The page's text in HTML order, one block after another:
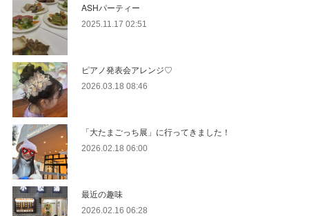
ASHパーティー
2025.11.17 02:51
ピアノ発表会アレンジ♡
2026.03.18 08:46
「大たまごっち展」に行ってきました！
2026.02.18 06:00
最近の趣味
2026.02.16 06:28